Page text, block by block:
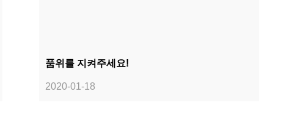
품위를 지켜주세요!
2020-01-18